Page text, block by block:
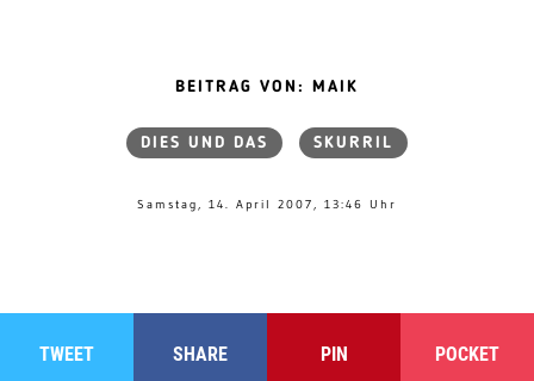
BEITRAG VON: MAIK
DIES UND DAS SKURRIL
Samstag, 14. April 2007, 13:46 Uhr
TWEET SHARE PIN POCKET